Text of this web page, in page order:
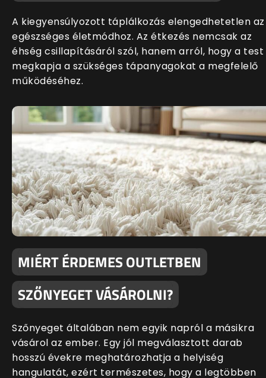
A kiegyensúlyozott táplálkozás elengedhetetlen az
egészséges életmódhoz. Az étkezés nemcsak az
éhség csillapításáról szól, hanem arról, hogy a test
megkapja a szükséges tápanyagokat a megfelelő
működéséhez.
MIÉRT ÉRDEMES OUTLETBEN
SZŐNYEGET VÁSÁROLNI?
Szőnyeget általában nem egyik napról a másikra
vásárol az ember. Egy jól megválasztott darab
hosszú évekre meghatározhatja a helyiség
hangulatát, ezért természetes, hogy a legtöbben